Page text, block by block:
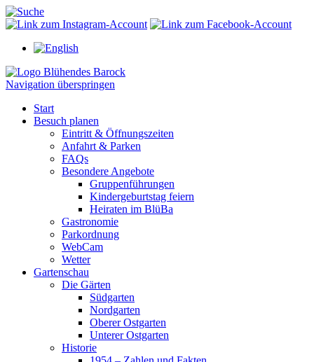
Navigation überspringen
Start
Besuch planen
Eintritt & Öffnungszeiten
Anfahrt & Parken
FAQs
Besondere Angebote
Gruppenführungen
Kindergeburtstag feiern
Heiraten im BlüBa
Gastronomie
Parkordnung
WebCam
Wetter
Gartenschau
Die Gärten
Südgarten
Nordgarten
Oberer Ostgarten
Unterer Ostgarten
Historie